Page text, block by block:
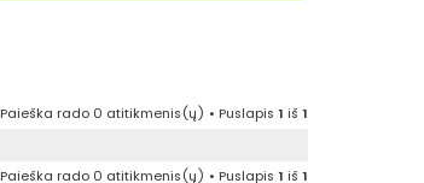
Paieška rado 0 atitikmenis(ų) • Puslapis 1 iš 1
Paieška rado 0 atitikmenis(ų) • Puslapis 1 iš 1